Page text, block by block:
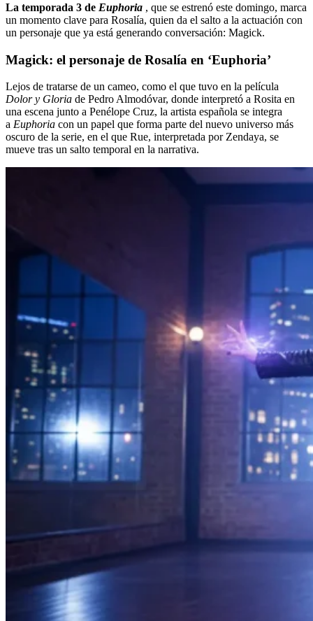
La temporada 3 de Euphoria , que se estrenó este domingo, marca
un momento clave para Rosalía, quien da el salto a la actuación con
un personaje que ya está generando conversación: Magick.
Magick: el personaje de Rosalía en ‘Euphoria’
Lejos de tratarse de un cameo, como el que tuvo en la película
Dolor y Gloria de Pedro Almodóvar, donde interpretó a Rosita en
una escena junto a Penélope Cruz, la artista española se integra
a Euphoria con un papel que forma parte del nuevo universo más
oscuro de la serie, en el que Rue, interpretada por Zendaya, se
mueve tras un salto temporal en la narrativa.